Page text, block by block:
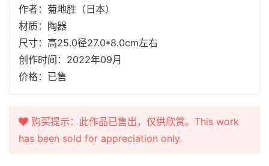
作者：菊地胜（日本）
材质：陶器
尺寸：高25.0径27.0*8.0cm左右
创作时间：2022年09月
价格：已售
购买提示：此作品已售出，仅供欣赏。This work
has been sold for appreciation only.